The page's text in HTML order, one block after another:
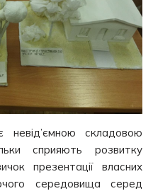
невід’ємною складовою
сприяють розвитку
презентації власних
середовища серед